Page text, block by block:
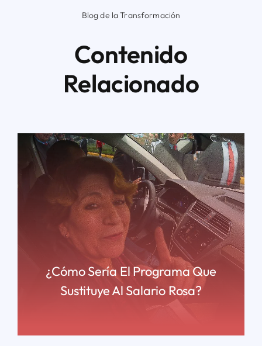
Blog de la Transformación
Contenido
Relacionado
¿Cómo Sería El Programa Que
Sustituye Al Salario Rosa?